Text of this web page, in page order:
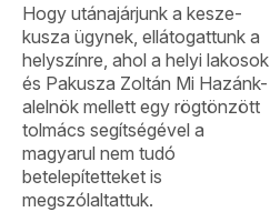
Hogy utánajárjunk a kesze-
kusza ügynek, ellátogattunk a
helyszínre, ahol a helyi lakosok
és Pakusza Zoltán Mi Hazánk-
alelnök mellett egy rögtönzött
tolmács segítségével a
magyarul nem tudó
betelepítetteket is
megszólaltattuk.